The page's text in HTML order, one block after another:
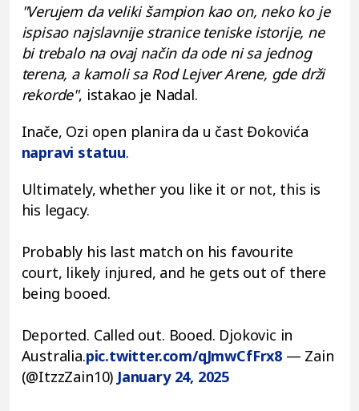
"Verujem da veliki šampion kao on, neko ko je
ispisao najslavnije stranice teniske istorije, ne
bi trebalo na ovaj način da ode ni sa jednog
terena, a kamoli sa Rod Lejver Arene, gde drži
rekorde", istakao je Nadal.
Inače, Ozi open planira da u čast Đokovića
napravi statuu.
Ultimately, whether you like it or not, this is
his legacy.
Probably his last match on his favourite
court, likely injured, and he gets out of there
being booed.
Deported. Called out. Booed. Djokovic in
Australia.pic.twitter.com/qJmwCfFrx8 — Zain
(@ItzzZain10) January 24, 2025